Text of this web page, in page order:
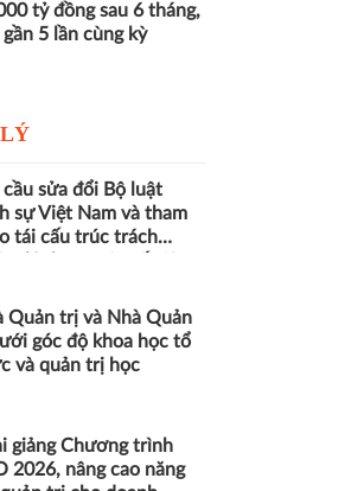
tỷ đồng sau 6 tháng,
gần 5 lần cùng kỳ
cầu sửa đổi Bộ luật
sự Việt Nam và tham
tái cấu trúc trách
tạo
Quản trị và Nhà Quản
góc độ khoa học tổ
và quản trị học
giảng Chương trình
2026, nâng cao năng